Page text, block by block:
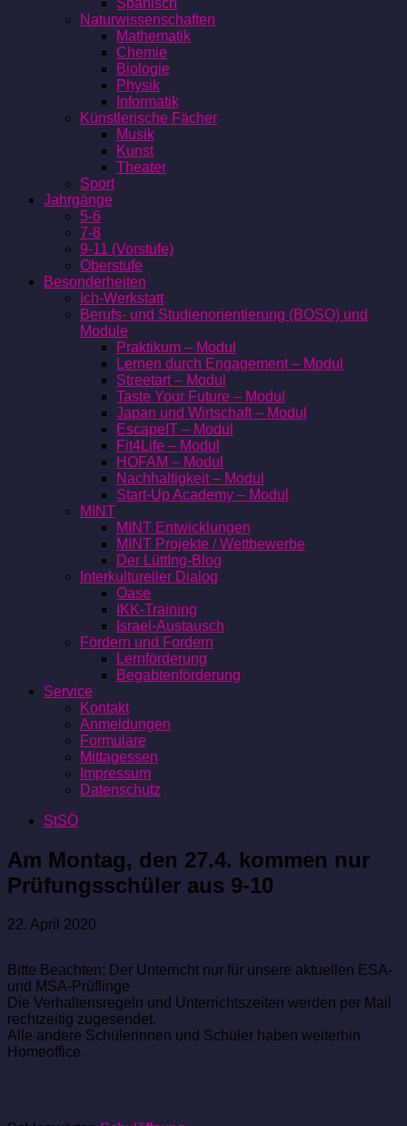
Spanisch
Naturwissenschaften
Mathematik
Chemie
Biologie
Physik
Informatik
Künstlerische Fächer
Musik
Kunst
Theater
Sport
Jahrgänge
5-6
7-8
9-11 (Vorstufe)
Oberstufe
Besonderheiten
Ich-Werkstatt
Berufs- und Studienorientierung (BOSO) und
Module
Praktikum – Modul
Lernen durch Engagement – Modul
Streetart – Modul
Taste Your Future – Modul
Japan und Wirtschaft – Modul
EscapeIT – Modul
Fit4Life – Modul
HOFAM – Modul
Nachhaltigkeit – Modul
Start-Up Academy – Modul
MINT
MINT Entwicklungen
MINT Projekte / Wettbewerbe
Der LüttIng-Blog
Interkultureller Dialog
Oase
IKK-Training
Israel-Austausch
Fördern und Fordern
Lernförderung
Begabtenförderung
Service
Kontakt
Anmeldungen
Formulare
Mittagessen
Impressum
Datenschutz
StSÖ
Am Montag, den 27.4. kommen nur
Prüfungsschüler aus 9-10
22. April 2020
Bitte Beachten: Der Unterricht nur für unsere aktuellen ESA-
und MSA-Prüflinge
Die Verhaltensregeln und Unterrichtszeiten werden per Mail
rechtzeitig zugesendet.
Alle andere Schülerinnen und Schüler haben weiterhin
Homeoffice.